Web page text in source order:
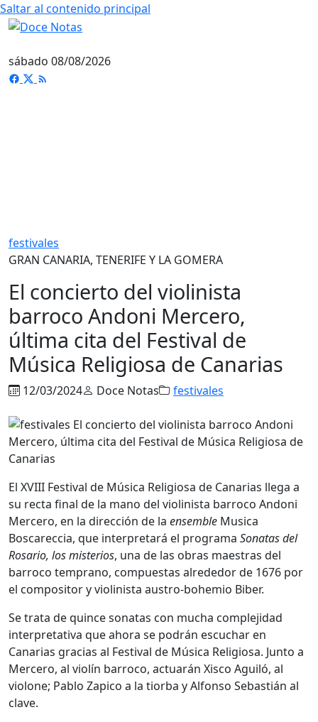
Saltar al contenido principal
sábado 08/08/2026
festivales
GRAN CANARIA, TENERIFE Y LA GOMERA
El concierto del violinista
barroco Andoni Mercero,
última cita del Festival de
Música Religiosa de Canarias
12/03/2024 Doce Notas festivales
El XVIII Festival de Música Religiosa de Canarias llega a
su recta final de la mano del violinista barroco Andoni
Mercero, en la dirección de la ensemble Musica
Boscareccia, que interpretará el programa Sonatas del
Rosario, los misterios, una de las obras maestras del
barroco temprano, compuestas alrededor de 1676 por
el compositor y violinista austro-bohemio Biber.
Se trata de quince sonatas con mucha complejidad
interpretativa que ahora se podrán escuchar en
Canarias gracias al Festival de Música Religiosa. Junto a
Mercero, al violín barroco, actuarán Xisco Aguiló, al
violone; Pablo Zapico a la tiorba y Alfonso Sebastián al
clave.